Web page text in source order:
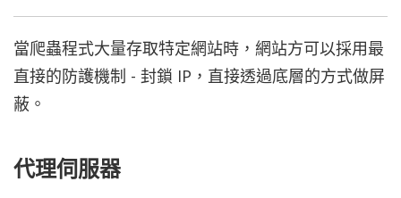
當爬蟲程式大量存取特定網站時，網站方可以採用最
直接的防護機制 - 封鎖 IP，直接透過底層的方式做屏
蔽。
代理伺服器